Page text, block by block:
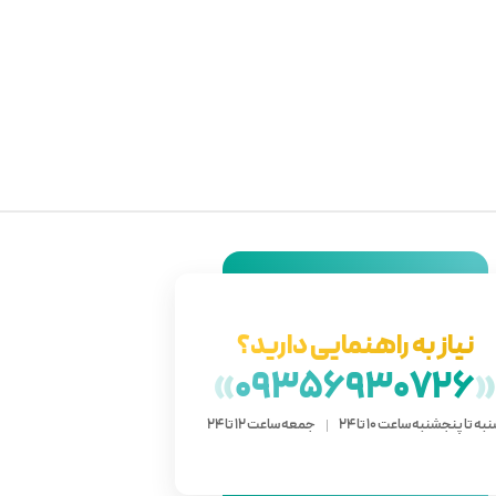
نیاز به راهنمایی دارید؟
«
09356930726
»
تا پنجشنبه ساعت 10 تا 24 جمعه ساعت 12 تا 24